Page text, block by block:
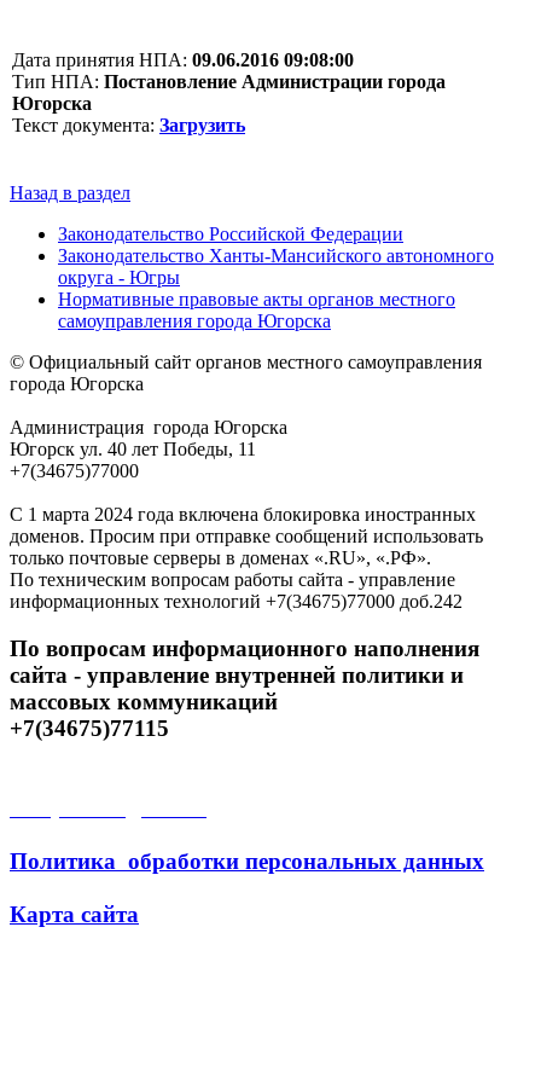
Дата принятия НПА: 09.06.2016 09:08:00
Тип НПА: Постановление Администрации города
Югорска
Текст документа: Загрузить
Назад в раздел
Законодательство Российской Федерации
Законодательство Ханты-Мансийского автономного
округа - Югры
Нормативные правовые акты органов местного
самоуправления города Югорска
© Официальный сайт органов местного самоуправления
города Югорска
Администрация города Югорска
Югорск ул. 40 лет Победы, 11
+7(34675)77000
С 1 марта 2024 года включена блокировка иностранных
доменов. Просим при отправке сообщений использовать
только почтовые серверы в доменах «.RU», «.РФ».
По техническим вопросам работы сайта - управление
информационных технологий +7(34675)77000 доб.242
По вопросам информационного наполнения
сайта - управление внутренней политики и
массовых коммуникаций
+7(34675)77115
Политика обработки персональных данных
Карта сайта